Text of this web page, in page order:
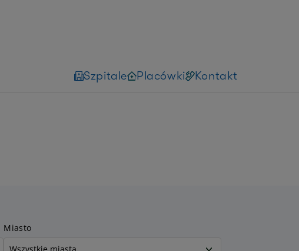
Szpitale Placówki Kontakt
Miasto